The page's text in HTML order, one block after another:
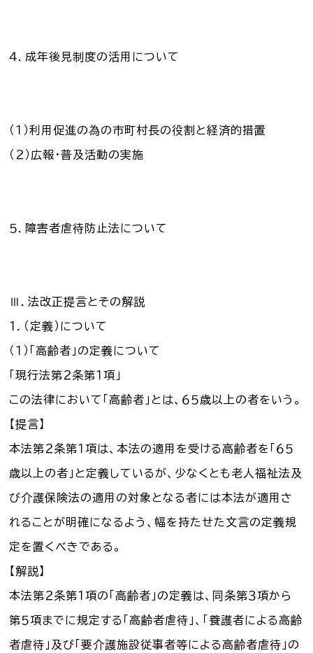
４．成年後見制度の活用について
（１）利用促進の為の市町村長の役割と経済的措置
（２）広報・普及活動の実施
５．障害者虐待防止法について
Ⅲ．法改正提言とその解説
１．（定義）について
（１）「高齢者」の定義について
「現行法第２条第１項」
この法律において「高齢者」とは、６５歳以上の者をいう。
【提言】
本法第２条第１項は、本法の適用を受ける高齢者を「６５
歳以上の者」と定義しているが、少なくとも老人福祉法及
び介護保険法の適用の対象となる者には本法が適用さ
れることが明確になるよう、幅を持たせた文言の定義規
定を置くべきである。
【解説】
本法第２条第１項の「高齢者」の定義は、同条第３項から
第５項までに規定する「高齢者虐待」、「養護者による高齢
者虐待」及び「要介護施設従事者等による高齢者虐待」の